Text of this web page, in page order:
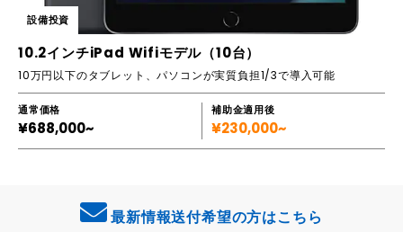
設備投資
10.2インチiPad Wifiモデル（10台）
10万円以下のタブレット、パソコンが実質負担1/3で導入可能
通常価格
¥688,000~
補助金適用後
¥230,000~
最新情報送付希望の方はこちら